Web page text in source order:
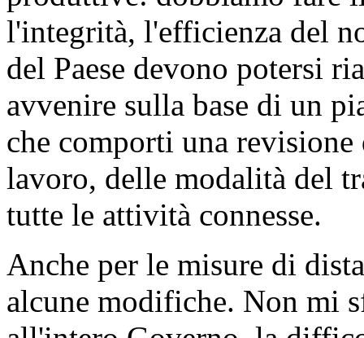
l'integrità, l'efficienza del
del Paese devono potersi
avvenire sulla base di un
che comporti una
lavoro, delle modalità del
tutte le attività connesse.
Anche per le misure di
alcune modifiche. Non mi